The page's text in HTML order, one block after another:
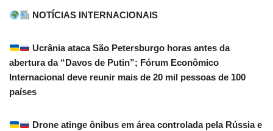
NOTÍCIAS INTERNACIONAIS
Ucrânia ataca São Petersburgo horas antes da
abertura da “Davos de Putin”; Fórum Econômico
Internacional deve reunir mais de 20 mil pessoas de 100
países
Drone atinge ônibus em área controlada pela Rússia e